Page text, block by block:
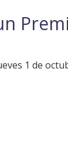
1 de